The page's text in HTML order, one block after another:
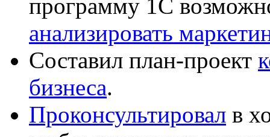
программу 1С
анализировать
Составил план-проект
бизнеса.
Проконсультировал в